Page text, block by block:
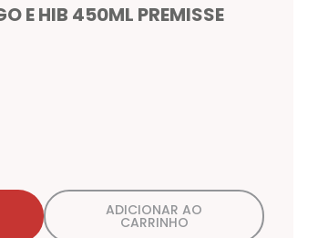
E HIB 450ML PREMISSE
ADICIONAR AO
CARRINHO